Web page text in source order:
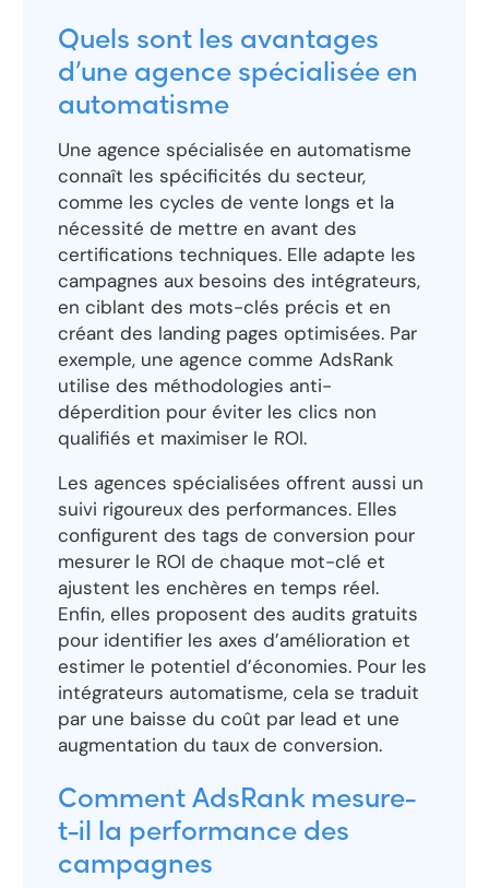
Quels sont les avantages
d’une agence spécialisée en
automatisme
Une agence spécialisée en automatisme
connaît les spécificités du secteur,
comme les cycles de vente longs et la
nécessité de mettre en avant des
certifications techniques. Elle adapte les
campagnes aux besoins des intégrateurs,
en ciblant des mots-clés précis et en
créant des landing pages optimisées. Par
exemple, une agence comme AdsRank
utilise des méthodologies anti-
déperdition pour éviter les clics non
qualifiés et maximiser le ROI.
Les agences spécialisées offrent aussi un
suivi rigoureux des performances. Elles
configurent des tags de conversion pour
mesurer le ROI de chaque mot-clé et
ajustent les enchères en temps réel.
Enfin, elles proposent des audits gratuits
pour identifier les axes d’amélioration et
estimer le potentiel d’économies. Pour les
intégrateurs automatisme, cela se traduit
par une baisse du coût par lead et une
augmentation du taux de conversion.
Comment AdsRank mesure-
t-il la performance des
campagnes